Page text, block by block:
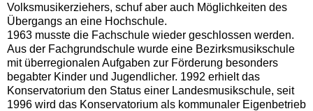
Volksmusikerziehers, schuf aber auch Möglichkeiten des
Übergangs an eine Hochschule.
1963 musste die Fachschule wieder geschlossen werden.
Aus der Fachgrundschule wurde eine Bezirksmusikschule
mit überregionalen Aufgaben zur Förderung besonders
begabter Kinder und Jugendlicher. 1992 erhielt das
Konservatorium den Status einer Landesmusikschule, seit
1996 wird das Konservatorium als kommunaler Eigenbetrieb